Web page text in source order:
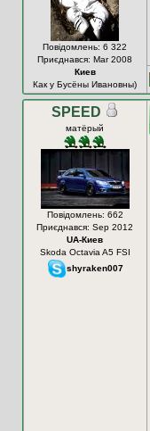
Повідомлень: 6 322
Приєднався: Mar 2008
Киев
Как у Бусёны Ивановны)
SPEED
матёрый
Повідомлень: 662
Приєднався: Sep 2012
UA-Киев
Skoda Octavia A5 FSI
shyraken007